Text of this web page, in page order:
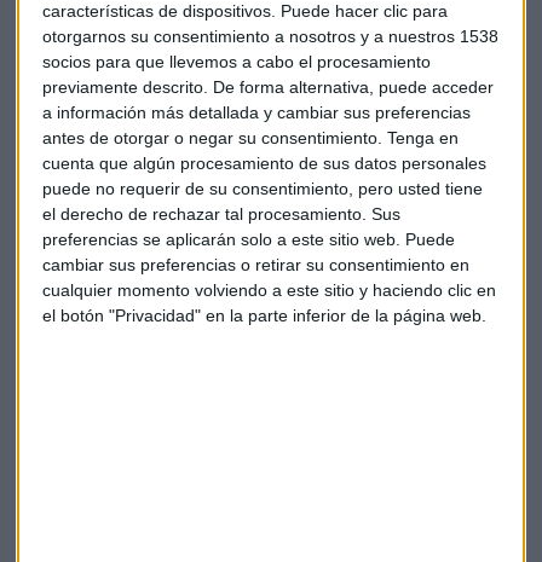
características de dispositivos. Puede hacer clic para
otorgarnos su consentimiento a nosotros y a nuestros 1538
socios para que llevemos a cabo el procesamiento
previamente descrito. De forma alternativa, puede acceder
a información más detallada y cambiar sus preferencias
antes de otorgar o negar su consentimiento. Tenga en
cuenta que algún procesamiento de sus datos personales
puede no requerir de su consentimiento, pero usted tiene
el derecho de rechazar tal procesamiento. Sus
preferencias se aplicarán solo a este sitio web. Puede
cambiar sus preferencias o retirar su consentimiento en
cualquier momento volviendo a este sitio y haciendo clic en
el botón "Privacidad" en la parte inferior de la página web.
Sectorial bancario europeo
"Es quien está dando soporte a los selectivos", asegura
Ortega en este Consultorio de Bolsa y añade:"Si hincan la
rodilla los bancos, ya no habría debate, y ahí sí,
cuidado".
En analista considera que debemos informarnos de cómo
está el mercado y estudiar si nos interesaría enfrentarnos
ahora a los mercados financieros. "Si no estás dentro del
mercado, el momento es este", concluye.